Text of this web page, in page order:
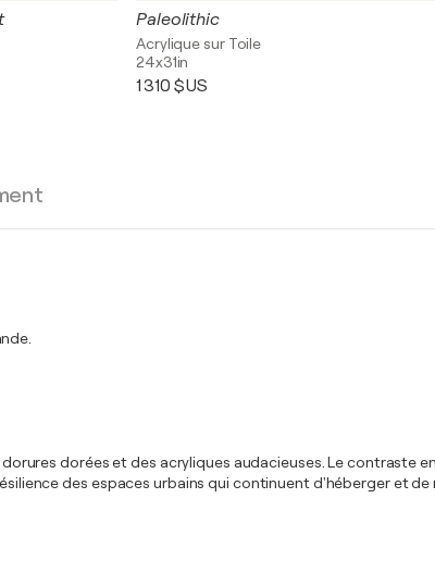
Paleolithic
Acrylique sur Toile
24x31in
1 310 $US
dorées et des acryliques audacieuses. Le contraste
des espaces urbains qui continuent d'héberger et